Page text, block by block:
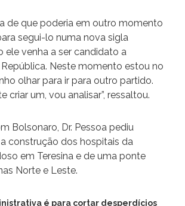
de que poderia em outro momento
segui-lo numa nova sigla
ele venha a ser candidato a
Neste momento estou no
olhar para ir para outro partido.
criar um, vou analisar”, ressaltou.
Bolsonaro, Dr. Pessoa pediu
construção dos hospitais da
em Teresina e de uma ponte
Norte e Leste.
é para cortar desperdícios